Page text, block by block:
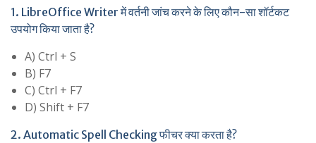
1. LibreOffice Writer में वर्तनी जांच करने के लिए कौन-सा शॉर्टकट
उपयोग किया जाता है?
A) Ctrl + S
B) F7
C) Ctrl + F7
D) Shift + F7
2. Automatic Spell Checking फीचर क्या करता है?